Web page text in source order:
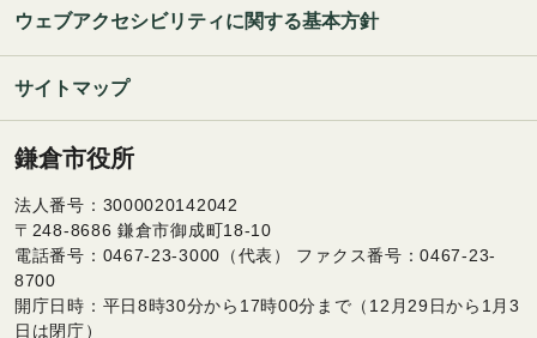
ウェブアクセシビリティに関する基本方針
サイトマップ
鎌倉市役所
法人番号：3000020142042
〒248-8686 鎌倉市御成町18-10
電話番号：0467-23-3000（代表） ファクス番号：0467-23-
8700
開庁日時：平日8時30分から17時00分まで（12月29日から1月3
日は閉庁）